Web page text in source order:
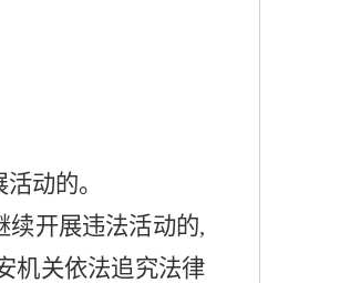
动的。
续开展违法活动的,
机关依法追究法律